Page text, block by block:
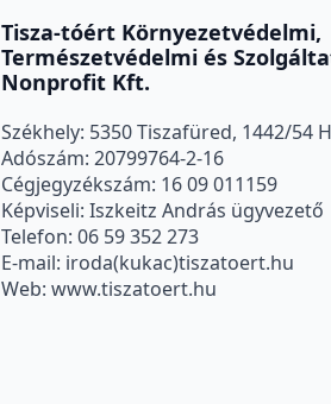
Tisza-tóért Környezetvédelmi,
Természetvédelmi és
Nonprofit Kft.
Székhely: 5350 Tiszafüred, 1442/54
Adószám: 20799764-2-16
Cégjegyzékszám: 16 09 011159
Képviseli: Iszkeitz András ügyvezető
Telefon: 06 59 352 273
E-mail: iroda(kukac)tiszatoert.hu
Web: www.tiszatoert.hu